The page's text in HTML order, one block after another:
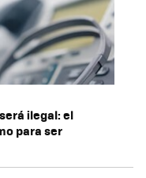
ilegal: el
para ser